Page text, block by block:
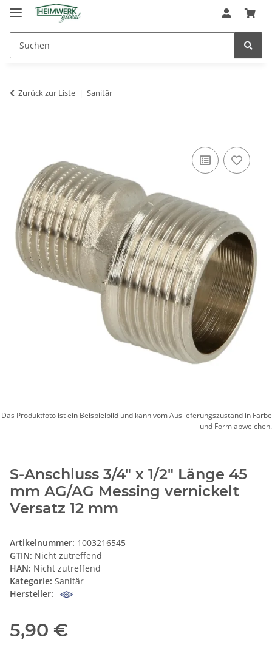
Zurück zur Liste Sanitär
Das Produktfoto ist ein Beispielbild und kann vom Auslieferungszustand in Farbe
und Form abweichen.
S-Anschluss 3/4" x 1/2" Länge 45
mm AG/AG Messing vernickelt
Versatz 12 mm
Artikelnummer: 1003216545
GTIN: Nicht zutreffend
HAN: Nicht zutreffend
Kategorie: Sanitär
Hersteller:
5,90 €